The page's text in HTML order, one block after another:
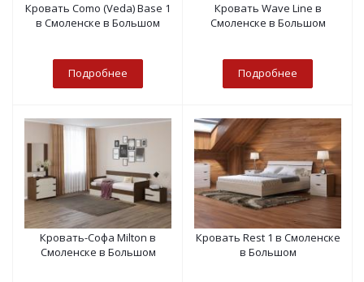
Кровать Como (Veda) Base 1
в Смоленске в Большом
Подробнее
Кровать Wave Line в
Смоленске в Большом
Подробнее
Кровать-Софа Milton в
Смоленске в Большом
Кровать Rest 1 в Смоленске
в Большом